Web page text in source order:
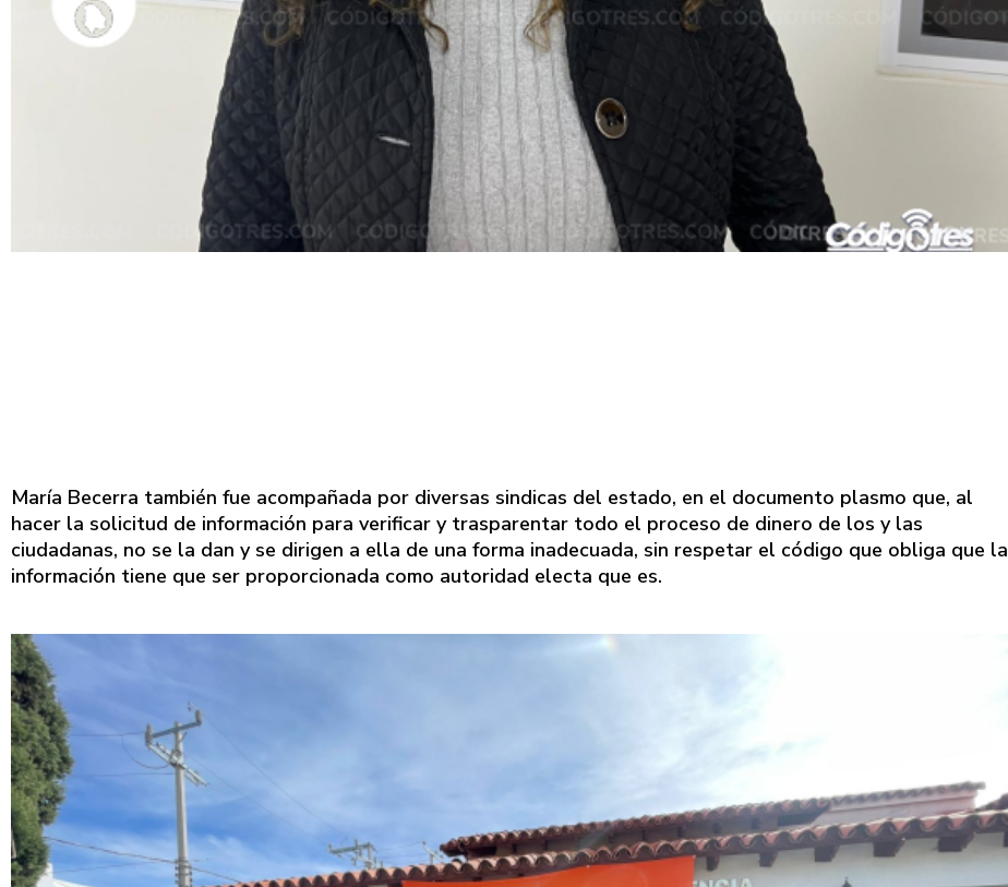
María Becerra también fue acompañada por diversas sindicas del estado, en el documento plasmo que, al
hacer la solicitud de información para verificar y trasparentar todo el proceso de dinero de los y las
ciudadanas, no se la dan y se dirigen a ella de una forma inadecuada, sin respetar el código que obliga que la
información tiene que ser proporcionada como autoridad electa que es.